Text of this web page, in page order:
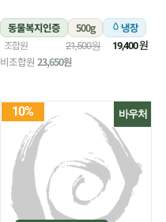
동물복지인증 500g 냉장
조합원 21,500원 19,400원
비조합원 23,650원
바우처
10%